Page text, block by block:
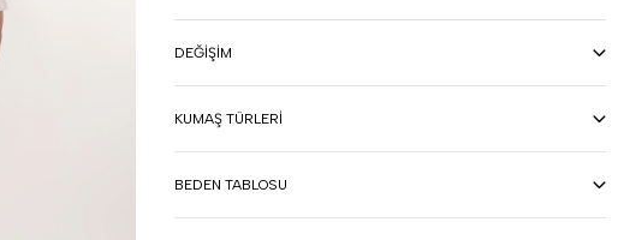
DEĞIŞIM
KUMAŞ TÜRLERI
BEDEN TABLOSU